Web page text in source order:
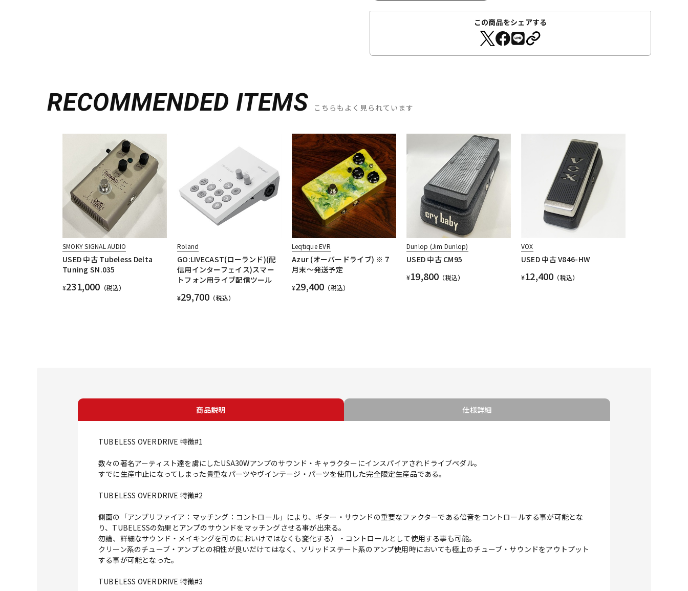
この商品をシェアする
RECOMMENDED ITEMS こちらもよく見られています
SMOKY SIGNAL AUDIO
USED 中古 Tubeless Delta
Tuning SN.035
¥231,000 （税込）
Roland
GO:LIVECAST(ローランド)(配
信用インターフェイス)スマー
トフォン用ライブ配信ツール
¥29,700 （税込）
Leqtique EVR
Azur (オーバードライブ) ※７
月末～発送予定
¥29,400 （税込）
Dunlop (Jim Dunlop)
USED 中古 CM95
¥19,800 （税込）
VOX
USED 中古 V846-HW
¥12,400 （税込）
商品説明 仕様詳細
TUBELESS OVERDRIVE 特徴#1
数々の著名アーティスト達を虜にしたUSA30Wアンプのサウンド・キャラクターにインスパイアされドライブペダル。
すでに生産中止になってしまった貴重なパーツやヴインテージ・パーツを使用した完全限定生産品である。
TUBELESS OVERDRIVE 特徴#2
側面の「アンプリファイア：マッチング：コントロール」により、ギター・サウンドの重要なファクターである倍音をコントロールする事が可能とな
り、TUBELESSの効果とアンプのサウンドをマッチングさせる事が出来る。
勿論、詳細なサウンド・メイキングを可のにおいけではなくも変化する）・コントロールとして使用する事も可能。
クリーン系のチューブ・アンプとの相性が良いだけてはなく、ソリッドステート系のアンプ使用時においても極上のチューブ・サウンドをアウトプット
する事が可能となった。
TUBELESS OVERDRIVE 特徴#3